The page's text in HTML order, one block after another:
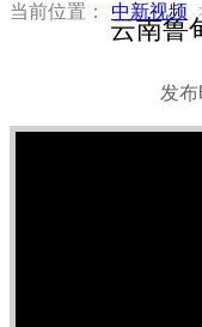
当前位置： 中新视频
云南鲁
发布